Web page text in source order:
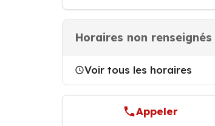
Horaires non renseignés
Voir tous les horaires
Appeler